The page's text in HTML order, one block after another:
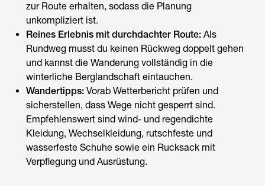
zur Route erhalten, sodass die Planung
unkompliziert ist.
Reines Erlebnis mit durchdachter Route: Als
Rundweg musst du keinen Rückweg doppelt gehen
und kannst die Wanderung vollständig in die
winterliche Berglandschaft eintauchen.
Wandertipps: Vorab Wetterbericht prüfen und
sicherstellen, dass Wege nicht gesperrt sind.
Empfehlenswert sind wind- und regendichte
Kleidung, Wechselkleidung, rutschfeste und
wasserfeste Schuhe sowie ein Rucksack mit
Verpflegung und Ausrüstung.